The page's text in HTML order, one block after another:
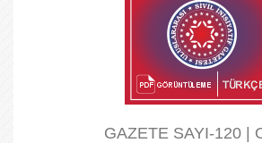
GAZETE SAYI-120 |